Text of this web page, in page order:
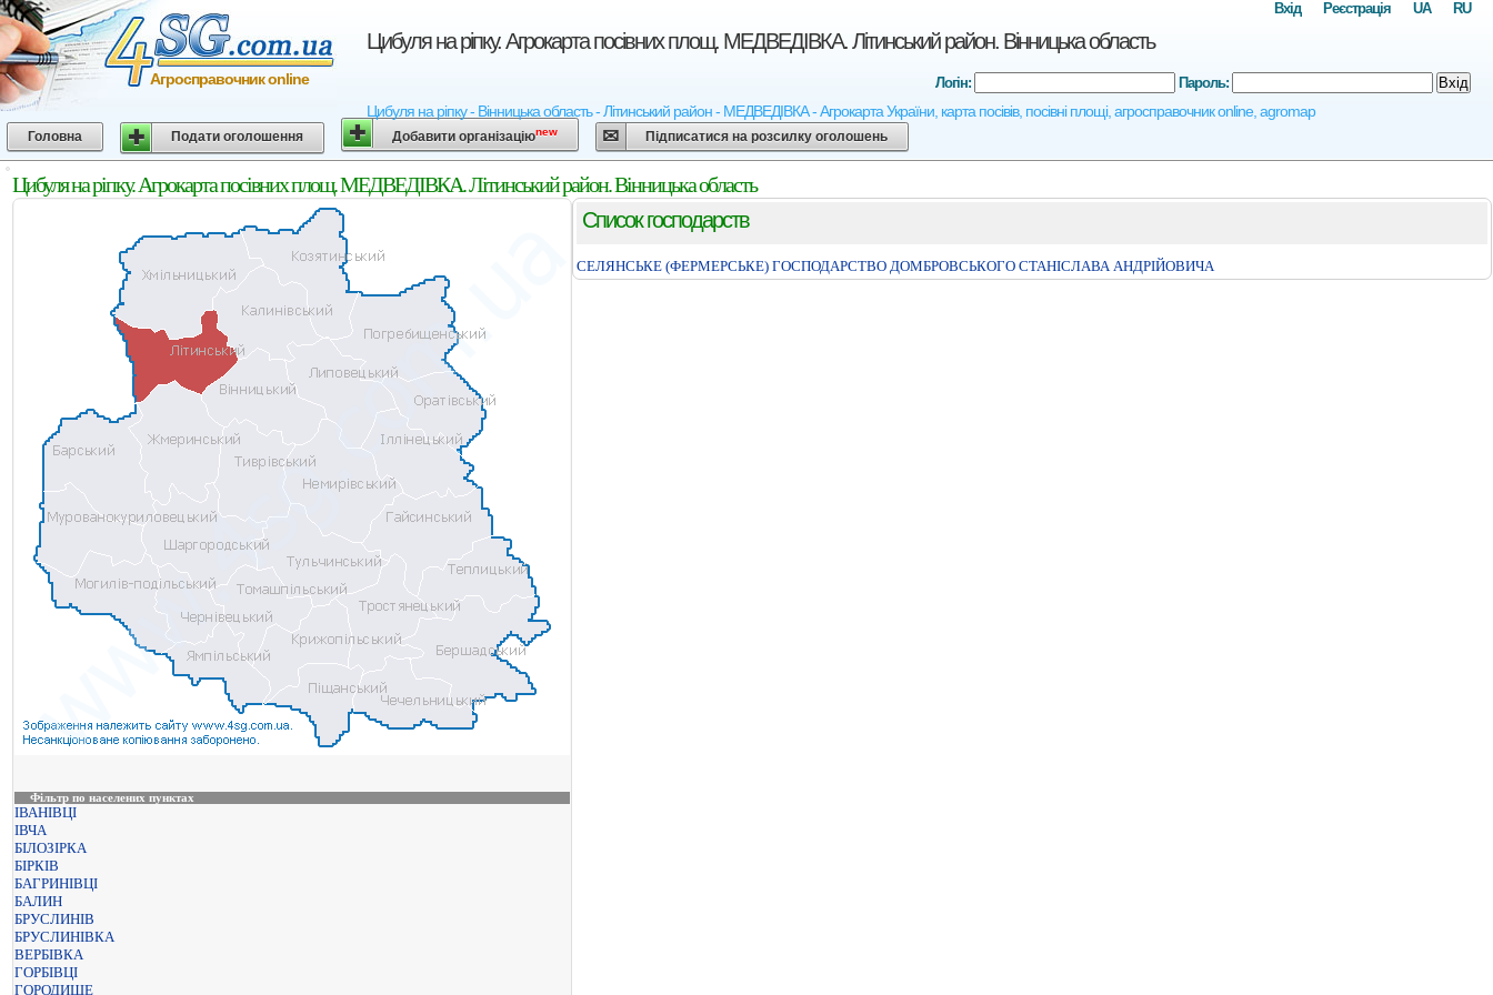
Цибуля на ріпку. Агрокарта посівних площ. МЕДВЕДІВКА. Літинський район. Вінницька область
Цибуля на ріпку - Вінницька область - Літинський район - МЕДВЕДІВКА - Агрокарта України, карта посівів, посівні площі, агросправочник online, agromap
Агросправочник online
RU
UA
Реєстрація
Вхід
Логін: Пароль: Вхід
Головна Подати оголошення Добавити організаціюnew Підписатися на розсилку оголошень
Цибуля на ріпку. Агрокарта посівних площ. МЕДВЕДІВКА. Літинський район. Вінницька область
Фільтр по населених пунктах
ІВАНІВЦІ
ІВЧА
БІЛОЗІРКА
БІРКІВ
БАГРИНІВЦІ
БАЛИН
БРУСЛИНІВ
БРУСЛИНІВКА
ВЕРБІВКА
ГОРБІВЦІ
ГОРОДИЩЕ
Список господарств
СЕЛЯНСЬКЕ (ФЕРМЕРСЬКЕ) ГОСПОДАРСТВО ДОМБРОВСЬКОГО СТАНIСЛАВА АНДРIЙОВИЧА